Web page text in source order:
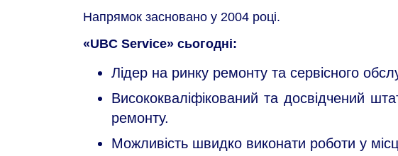
Напрямок засновано у 2004 році.
«UBC Service» сьогодні:
Лідер на ринку ремонту та сервісного
Висококваліфікований та досвідчений
ремонту.
Можливість швидко виконати роботи у